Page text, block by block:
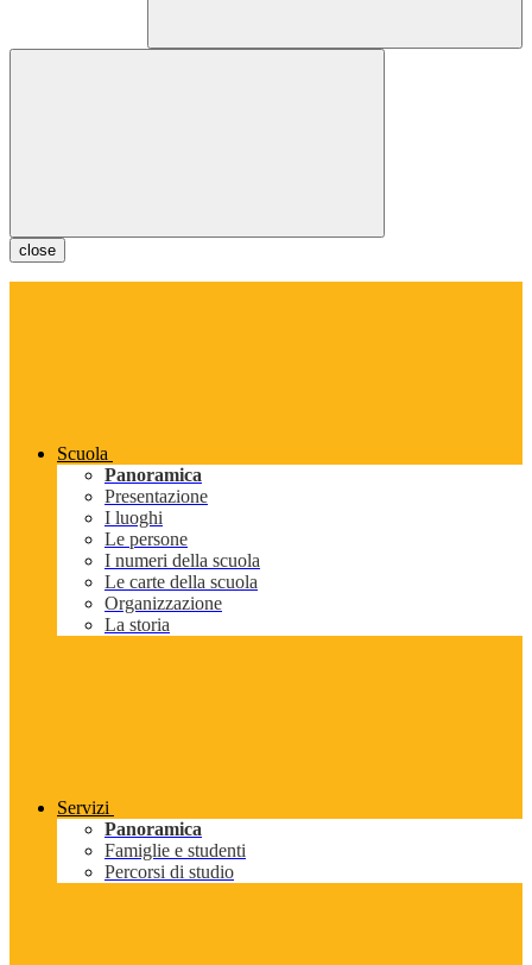
close
Scuola
Panoramica
Presentazione
I luoghi
Le persone
I numeri della scuola
Le carte della scuola
Organizzazione
La storia
Servizi
Panoramica
Famiglie e studenti
Percorsi di studio